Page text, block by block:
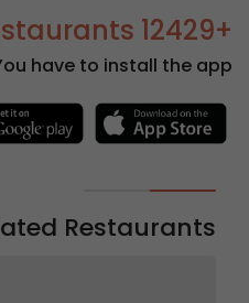
+12429 Restaurants
have to install the app.
Restaurants